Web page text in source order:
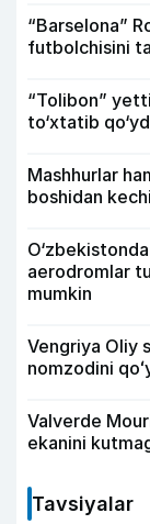
“Barselona”
futbolchisini
“Tolibon”
to‘xtatib
Mashhurlar
boshidan
aerodromlar
mumkin
Vengriya Oliy
nomzodini
Valverde
ekanini
Tavsiyalar